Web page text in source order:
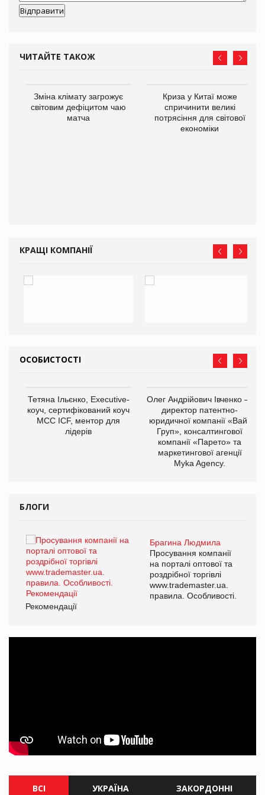
ЧИТАЙТЕ ТАКОЖ
Зміна клімату загрожує
світовим дефіцитом чаю
матча
Криза у Китаї може
спричинити великі
потрясіння для світової
економіки
КРАЩІ КОМПАНІЇ
ОСОБИСТОСТІ
Тетяна Ільєнко, Executive-
коуч, сертифікований коуч
МСС ICF, ментор для
лідерів
Олег Андрійович Івченко —
директор патентно-
юридичної компанії «Вайз
Груп», консалтингової
компанії «Парето» та
маркетингової агенції
Myka Agency.
БЛОГИ
Брагина Людмила
Просування компанії
на порталі оптової та
роздрібної торгівлі
www.trademaster.ua.
правила. Особливості.
Рекомендації
ВСІ УКРАЇНА ЗАКОРДОННІ